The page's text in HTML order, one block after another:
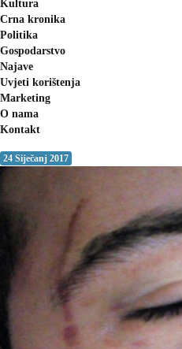
Kultura
Crna kronika
Politika
Gospodarstvo
Najave
Uvjeti korištenja
Marketing
O nama
Kontakt
24 Siječanj 2017